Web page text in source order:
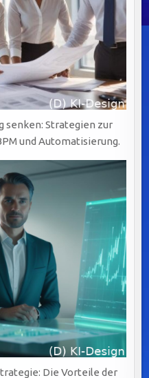
senken: Strategien zur
und Automatisierung.
Die Vorteile der